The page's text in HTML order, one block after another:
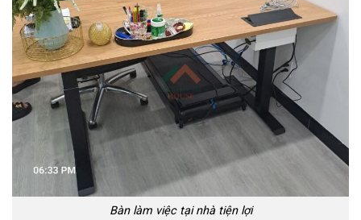
Bàn làm việc tại nhà tiện lợi